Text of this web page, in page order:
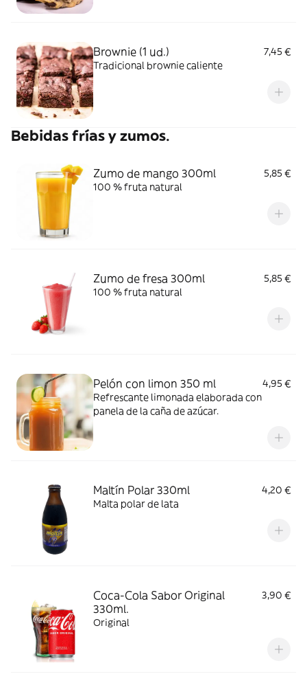
Brownie (1 ud.)
7,45 €
Tradicional brownie caliente
Bebidas frías y zumos.
Zumo de mango 300ml
5,85 €
100 % fruta natural
Zumo de fresa 300ml
5,85 €
100 % fruta natural
Pelón con limon 350 ml
4,95 €
Refrescante limonada elaborada con
panela de la caña de azúcar.
Maltín Polar 330ml
4,20 €
Malta polar de lata
Coca-Cola Sabor Original
330ml.
3,90 €
Original